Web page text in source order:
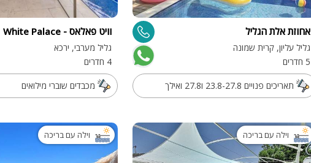
אחוזת אלת הגליל
גליל עליון, קרית שמונה
5 חדרים
תאריכים פנויים 23.8-27.8 ו27.8 ואילך
וויט פאלאס - White Palace
גליל מערבי, ירכא
4 חדרים
מכבדים שוברי מילואים
וילה עם בריכה וילה עם בריכה